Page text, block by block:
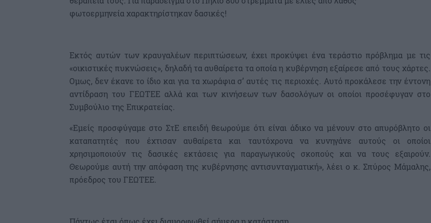
φωτοερμηνεία χαρακτηρίστηκαν δασικές!
Εκτός αυτών των κραυγαλέων περιπτώσεων, έχει προκύψει ένα τεράστιο πρόβλημα με τις
«οικιστικές πυκνώσεις», δηλαδή τα αυθαίρετα τα οποία η κυβέρνηση εξαίρεσε από τους χάρτες.
Ομως, δεν έκανε το ίδιο και για τα χωράφια σ’ αυτές τις περιοχές. Αυτό προκάλεσε την έντονη
αντίδραση του ΓΕΩΤΕΕ αλλά και των κινήσεων των δασολόγων οι οποίοι προσέφυγαν στο
Συμβούλιο της Επικρατείας.
«Εμείς προσφύγαμε στο ΣτΕ επειδή θεωρούμε ότι είναι άδικο να μένουν στο απυρόβλητο οι
καταπατητές που έχτισαν αυθαίρετα και ταυτόχρονα να κυνηγάνε αυτούς οι οποίοι
χρησιμοποιούν τις δασικές εκτάσεις για παραγωγικούς σκοπούς και να τους εξαιρούν.
Θεωρούμε αυτή την απόφαση της κυβέρνησης αντισυνταγματική», λέει ο κ. Σπύρος Μάμαλης,
πρόεδρος του ΓΕΩΤΕΕ.